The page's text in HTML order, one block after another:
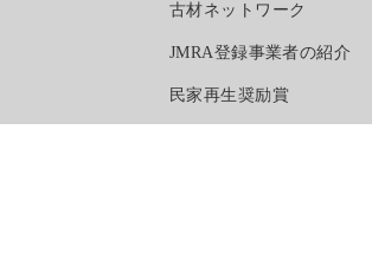
古材ネットワーク
JMRA登録事業者の紹介
民家再生奨励賞